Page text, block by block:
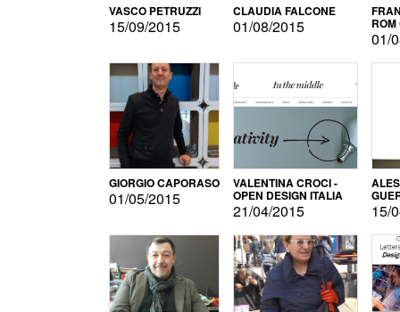
VASCO PETRUZZI
15/09/2015
CLAUDIA FALCONE
01/08/2015
01/
GIORGIO CAPORASO
01/05/2015
VALENTINA CROCI -
OPEN DESIGN ITALIA
21/04/2015 15/